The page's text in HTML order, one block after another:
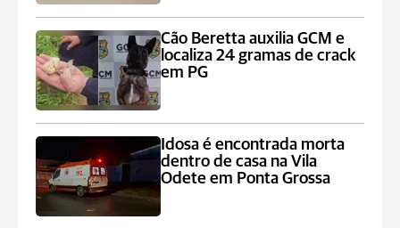
Cão Beretta auxilia GCM e
localiza 24 gramas de crack
em PG
Idosa é encontrada morta
dentro de casa na Vila
Odete em Ponta Grossa